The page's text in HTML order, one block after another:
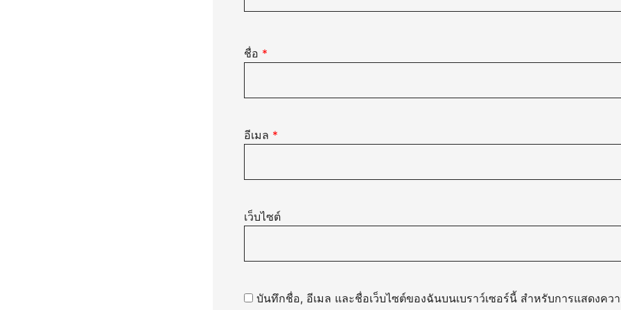
ชื่อ *
อีเมล *
เว็บไซต์
บันทึกชื่อ, อีเมล และชื่อเว็บไซต์ของฉันบนเบราว์เซอร์นี้ สำหรับการแสดงคว